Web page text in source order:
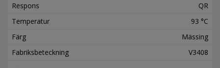
Respons
QR
Temperatur
93 °C
Färg
Mässing
Fabriksbeteckning
V3408